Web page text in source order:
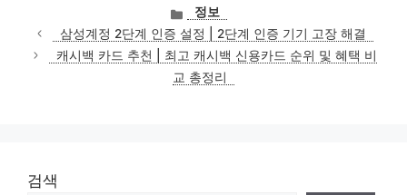
카
테
고
리
정보
삼성계정 2단계 인증 설정 | 2단계 인증 기기 고장 해결
캐시백 카드 추천 | 최고 캐시백 신용카드 순위 및 혜택 비
교 총정리
검색